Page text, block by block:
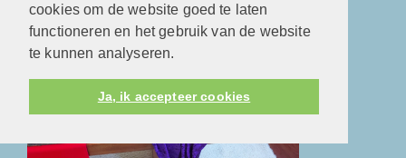
cookies om de website goed te laten
functioneren en het gebruik van de website
te kunnen analyseren.
Ja, ik accepteer cookies